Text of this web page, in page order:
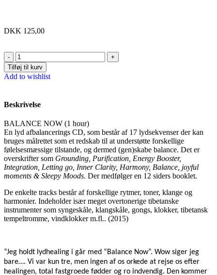
DKK 125,00
Tilføj til kurv
Add to wishlist
Beskrivelse
BALANCE NOW (1 hour)
En lyd afbalancerings CD, som består af 17 lydsekvenser der kan
bruges målrettet som et redskab til at understøtte forskellige
følelsesmæssige tilstande, og dermed (gen)skabe balance. Det er
overskrifter som Grounding, Purification, Energy Booster,
Integration, Letting go, Inner Clarity, Harmony, Balance, joyful
moments & Sleepy Moods. Der medfølger en 12 siders booklet.
De enkelte tracks består af forskellige rytmer, toner, klange og
harmonier. Indeholder især meget overtonerige tibetanske
instrumenter som syngeskåle, klangskåle, gongs, klokker, tibetansk
tempeltromme, vindklokker m.fl.. (2015)
“Jeg holdt lydhealing i går med “Balance Now”. Wow siger jeg
bare…. Vi var kun tre, men ingen af os orkede at rejse os efter
healingen, total fastgroede fødder og ro indvendig. Den kommer